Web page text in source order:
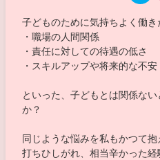
子どものために気持ちよく働き
・職場の人間関係
・責任に対しての待遇の低さ
・スキルアップや将来的な不安
といった、子どもとは関係な
か？
同じような悩みを私もかつて抱
打ちひしがれ、相当辛かった経